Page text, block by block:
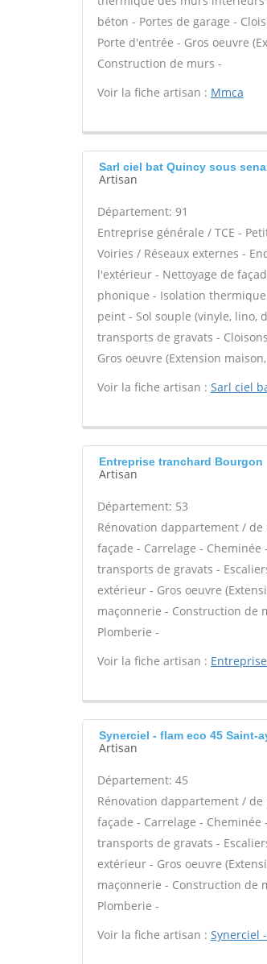
béton - Portes de garage -
Porte d'entrée - Gros oeuvre
Construction de murs -
Voir la fiche artisan : Mmca
Sarl ciel bat Quincy sous
Artisan
Département: 91
Entreprise générale / TCE -
Voiries / Réseaux externes -
l'extérieur - Nettoyage de
phonique - Isolation
peint - Sol souple (vinyle, lino,
transports de gravats -
Gros oeuvre (Extension
Voir la fiche artisan : Sarl ciel
Entreprise tranchard Bourgon
Artisan
Département: 53
Rénovation dappartement /
façade - Carrelage -
transports de gravats -
extérieur - Gros oeuvre
maçonnerie - Construction de
Plomberie -
Voir la fiche artisan :
Synerciel - flam eco 45 Saint-
Artisan
Département: 45
Rénovation dappartement /
façade - Carrelage -
transports de gravats -
extérieur - Gros oeuvre
maçonnerie - Construction de
Plomberie -
Voir la fiche artisan : Synerciel